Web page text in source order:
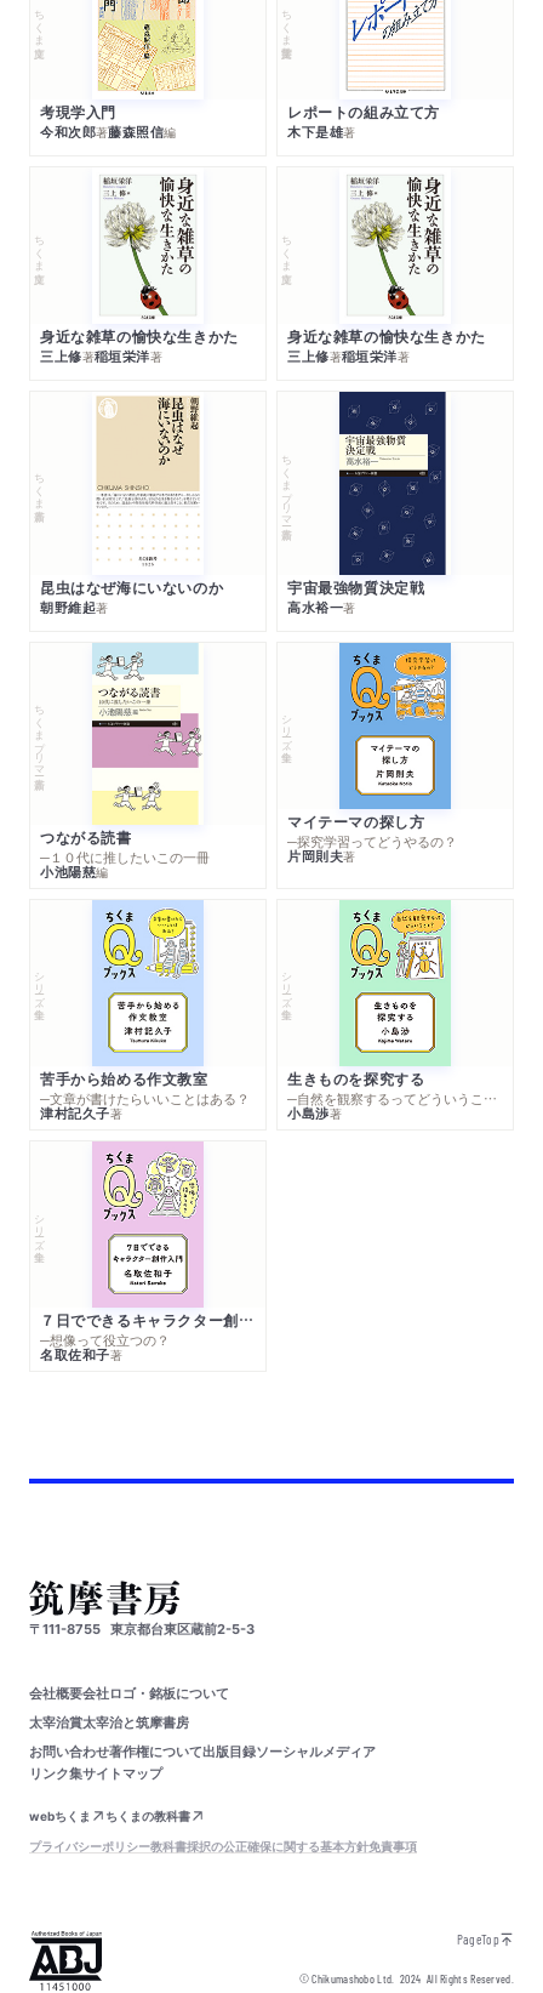
ちくま文庫
考現学入門
今和次郎著藤森照信編
ちくま学芸文庫
レポートの組み立て方
木下是雄著
ちくま文庫
身近な雑草の愉快な生きかた
三上修著稲垣栄洋著
ちくま文庫
身近な雑草の愉快な生きかた
三上修著稲垣栄洋著
ちくま新書
昆虫はなぜ海にいないのか
朝野維起著
ちくまプリマー新書
宇宙最強物質決定戦
高水裕一著
ちくまプリマー新書
つながる読書
─１０代に推したいこの一冊
小池陽慈編
シリーズ・全集
マイテーマの探し方
─探究学習ってどうやるの？
片岡則夫著
シリーズ・全集
苦手から始める作文教室
─文章が書けたらいいことはある？
津村記久子著
シリーズ・全集
生きものを探究する
─自然を観察するってどういうこと？
小島渉著
シリーズ・全集
７日でできるキャラクター創作入門
─想像って役立つの？
名取佐和子著
〒111-8755 東京都台東区蔵前2-5-3
会社概要会社ロゴ・銘板について
太宰治賞太宰治と筑摩書房
お問い合わせ著作権について出版目録ソーシャルメディア
リンク集サイトマップ
webちくま
ちくまの教科書
プライバシーポリシー教科書採択の公正確保に関する基本方針免責事項
PageTop
© Chikumashobo Ltd.2024 All Rights Reserved.